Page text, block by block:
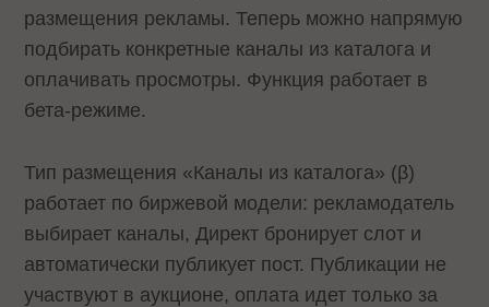
размещения рекламы. Теперь можно напрямую
подбирать конкретные каналы из каталога и
оплачивать просмотры. Функция работает в
бета-режиме.
Тип размещения «Каналы из каталога» (β)
работает по биржевой модели: рекламодатель
выбирает каналы, Директ бронирует слот и
автоматически публикует пост. Публикации не
участвуют в аукционе, оплата идет только за